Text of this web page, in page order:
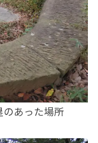
あった場所